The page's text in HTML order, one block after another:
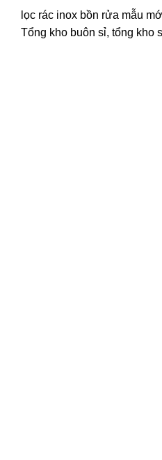
lọc rác inox bồn rửa mẫu
Tổng kho buôn sỉ, tổng kho